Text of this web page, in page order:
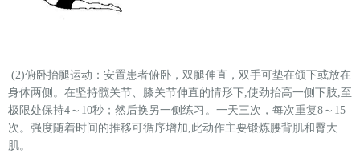
(2)俯卧抬腿运动：安置患者俯卧，双腿伸直，双手可垫在颌下或放在
身体两侧。在坚持髋关节、膝关节伸直的情形下,使劲抬高一侧下肢,至
极限处保持4～10秒；然后换另一侧练习。一天三次，每次重复8～15
次。强度随着时间的推移可循序增加,此动作主要锻炼腰背肌和臀大
肌。